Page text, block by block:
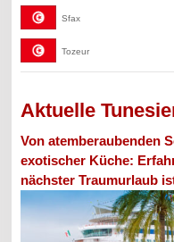
Sfax
Tozeur
Aktuelle
Von atemberaubenden
exotischer Küche:
nächster Traumurlaub